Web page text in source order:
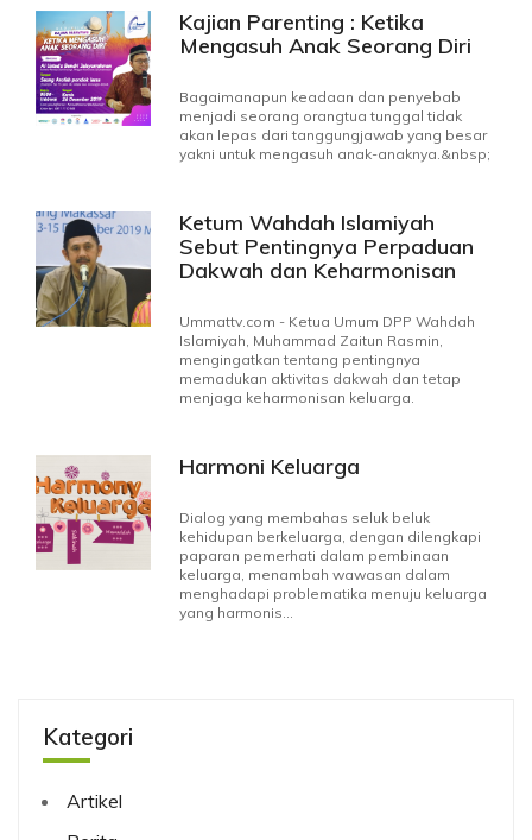
Kajian Parenting : Ketika
Mengasuh Anak Seorang Diri
Bagaimanapun keadaan dan penyebab
menjadi seorang orangtua tunggal tidak
akan lepas dari tanggungjawab yang besar
yakni untuk mengasuh anak-anaknya.&nbsp;
Ketum Wahdah Islamiyah
Sebut Pentingnya Perpaduan
Dakwah dan Keharmonisan
Ummattv.com - Ketua Umum DPP Wahdah
Islamiyah, Muhammad Zaitun Rasmin,
mengingatkan tentang pentingnya
memadukan aktivitas dakwah dan tetap
menjaga keharmonisan keluarga.
Harmoni Keluarga
Dialog yang membahas seluk beluk
kehidupan berkeluarga, dengan dilengkapi
paparan pemerhati dalam pembinaan
keluarga, menambah wawasan dalam
menghadapi problematika menuju keluarga
yang harmonis...
Kategori
Artikel